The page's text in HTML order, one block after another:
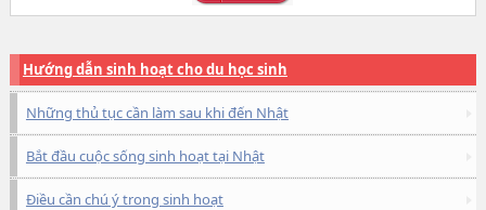
Hướng dẫn sinh hoạt cho du học sinh
Những thủ tục cần làm sau khi đến Nhật
Bắt đầu cuộc sống sinh hoạt tại Nhật
Điều cần chú ý trong sinh hoạt